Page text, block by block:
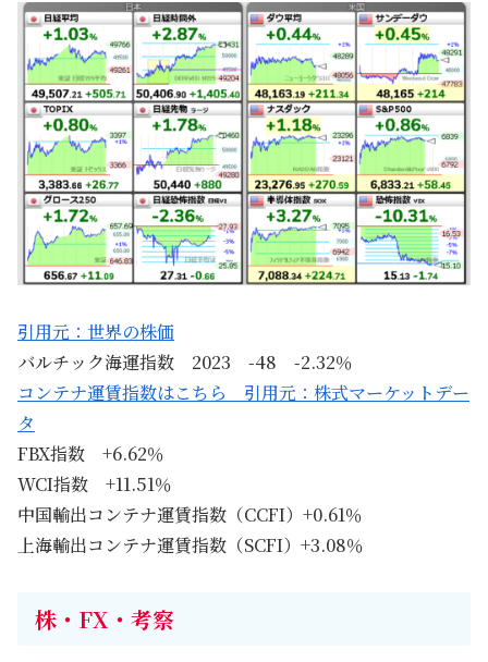
引用元：世界の株価
バルチック海運指数 2023 -48 -2.32％
コンテナ運賃指数はこちら 引用元：株式マーケットデー
タ
FBX指数 +6.62％
WCI指数 +11.51％
中国輸出コンテナ運賃指数（CCFI）+0.61％
上海輸出コンテナ運賃指数（SCFI）+3.08％
株・FX・考察